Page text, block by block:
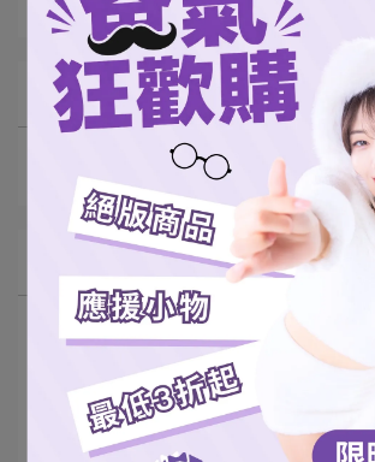
文章分類
陳柏良 足球 張泰山